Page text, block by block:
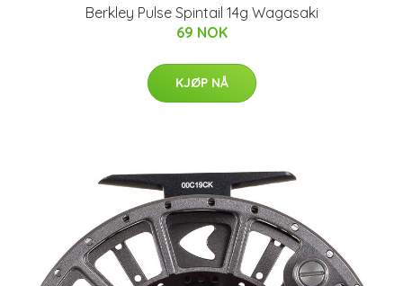
Berkley Pulse Spintail 14g Wagasaki
69 NOK
KJØP NÅ